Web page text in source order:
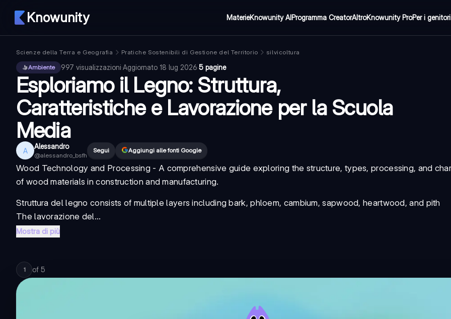
Knowunity MaterieKnowunity AIProgramma CreatorAltroKnowunity ProPer i genitori
Scienze della Terra e Geografia Pratiche Sostenibili di Gestione del Territorio
silvicoltura
Ambiente
997 visualizzazioni·Aggiornato 18 lug 2026·5 pagine
Esploriamo il Legno: Struttura,
Caratteristiche e Lavorazione per la Scuola
Media
A Alessandro
@alessandro_bsfh
Segui Aggiungi alle fonti Google
Wood Technology and Processing - A comprehensive guide exploring the structure, types, processing, and
of wood materials in construction and manufacturing.
Struttura del legno consists of multiple layers including bark, phloem, cambium, sapwood, heartwood, and pith
Thelavorazione del...
Mostra di più
1 of 5